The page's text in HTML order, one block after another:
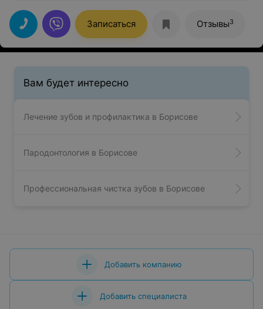
Анатольевич, до этого человека я вообще панически
боялась стоматолога, зато теперь у меня есть свой
доктор которого я не боюсь, и которому доверяю на
все 100%, кстати и цены у них очень хорошие, и самое
главное что они ценят и уважают своих пациентов.
Записаться Отзывы3
Вам будет интересно
Лечение зубов и профилактика в Борисове
Пародонтология в Борисове
Профессиональная чистка зубов в Борисове
Добавить компанию
Добавить специалиста